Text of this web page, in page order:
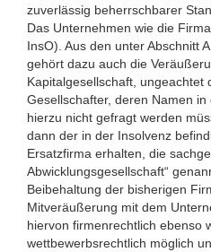
zuverlässig beherrschbarer
Das Unternehmen wie die
InsO). Aus den unter Abschnitt
gehört dazu auch die
Kapitalgesellschaft, ungeachtet
Gesellschafter, deren Namen
hierzu nicht gefragt werden
dann der in der Insolvenz
Ersatzfirma erhalten, die
Abwicklungsgesellschaft“
Beibehaltung der bisherigen
Mitveräußerung mit dem
hiervon firmenrechtlich ebenso
wettbewerbsrechtlich möglich